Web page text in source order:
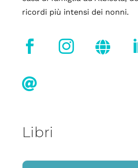
ricordi più intensi dei nonni.
  

Libri